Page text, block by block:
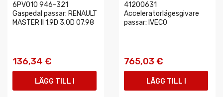
6PV010 946-321
Gaspedal passar: RENAULT
MASTER II 1.9D 3.0D 07.98
136,34 €
LÄGG TILL I
41200631
Acceleratorlägesgivare
passar: IVECO
765,03 €
LÄGG TILL I